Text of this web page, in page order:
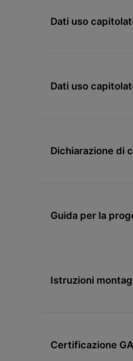
Dati uso
Dati uso
Dichiarazione di
Guida per la
Istruzioni
Certificazione